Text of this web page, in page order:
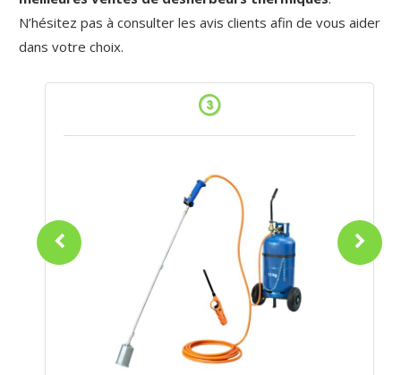
N’hésitez pas à consulter les avis clients afin de vous aider
dans votre choix.